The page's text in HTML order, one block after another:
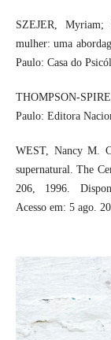
SZEJER, Myriam;
mulher: uma
Paulo: Casa do
THOMPSON-
Paulo: Editora
WEST, Nancy M.
supernatural. The
206, 1996.
Acesso em: 5 ago.